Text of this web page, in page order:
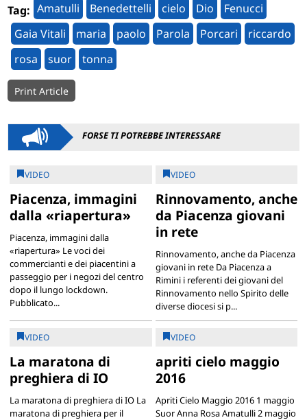
Tag: Amatulli Benedettelli cielo Dio
Fenucci
Gaia Vitali
maria paolo Parola Porcari
riccardo
rosa
suor tonna
Print Article
FORSE TI POTREBBE INTERESSARE
VIDEO
Piacenza, immagini
dalla «riapertura»
Piacenza, immagini dalla
«riapertura» Le voci dei
commercianti e dei piacentini a
passeggio per i negozi del centro
dopo il lungo lockdown.
Pubblicato...
VIDEO
Rinnovamento, anche
da Piacenza giovani
in rete
Rinnovamento, anche da Piacenza
giovani in rete Da Piacenza a
Rimini i referenti dei giovani del
Rinnovamento nello Spirito delle
diverse diocesi si p...
VIDEO
La maratona di
preghiera di IO
La maratona di preghiera di IO La
maratona di preghiera per il
VIDEO
apriti cielo maggio
2016
Apriti Cielo Maggio 2016 1 maggio
Suor Anna Rosa Amatulli 2 maggio